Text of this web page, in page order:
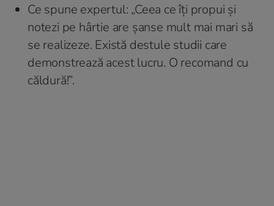
Ce spune expertul: „Ceea ce îți propui și
notezi pe hârtie are șanse mult mai mari să
se realizeze. Există destule studii care
demonstrează acest lucru. O recomand cu
căldură!”.